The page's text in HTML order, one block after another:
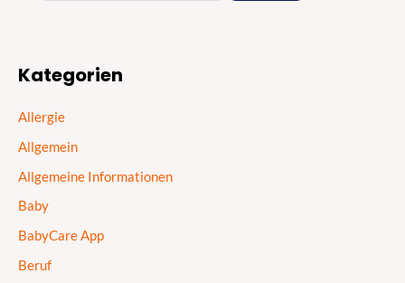
Kategorien
Allergie
Allgemein
Allgemeine Informationen
Baby
BabyCare App
Beruf